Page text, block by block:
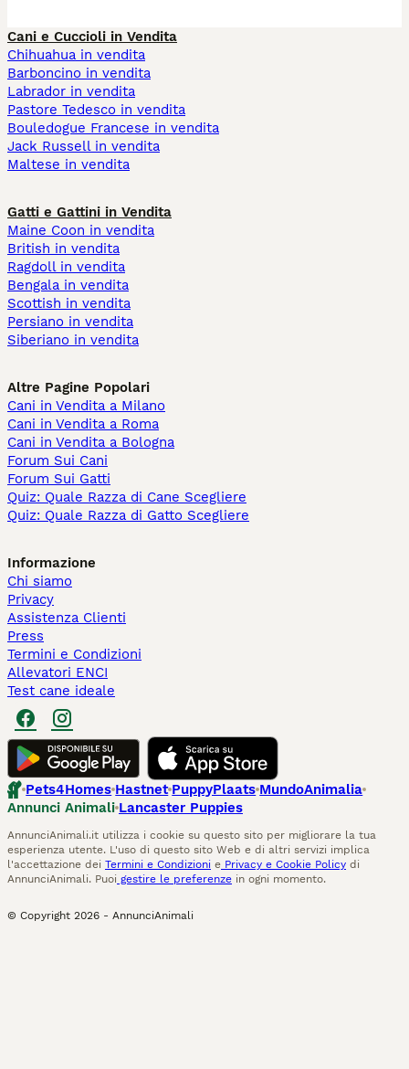
Cani e Cuccioli in Vendita
Chihuahua in vendita
Barboncino in vendita
Labrador in vendita
Pastore Tedesco in vendita
Bouledogue Francese in vendita
Jack Russell in vendita
Maltese in vendita
Gatti e Gattini in Vendita
Maine Coon in vendita
British in vendita
Ragdoll in vendita
Bengala in vendita
Scottish in vendita
Persiano in vendita
Siberiano in vendita
Altre Pagine Popolari
Cani in Vendita a Milano
Cani in Vendita a Roma
Cani in Vendita a Bologna
Forum Sui Cani
Forum Sui Gatti
Quiz: Quale Razza di Cane Scegliere
Quiz: Quale Razza di Gatto Scegliere
Informazione
Chi siamo
Privacy
Assistenza Clienti
Press
Termini e Condizioni
Allevatori ENCI
Test cane ideale
Pets4Homes Hastnet PuppyPlaats MundoAnimalia
Annunci Animali Lancaster Puppies
AnnunciAnimali.it utilizza i cookie su questo sito per migliorare la tua
esperienza utente. L'uso di questo sito Web e di altri servizi implica
l'accettazione dei Termini e Condizioni e Privacy e Cookie Policy di
AnnunciAnimali. Puoi gestire le preferenze in ogni momento.
© Copyright 2026 - AnnunciAnimali